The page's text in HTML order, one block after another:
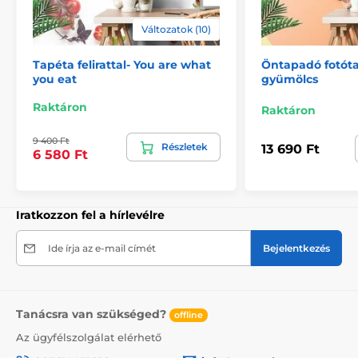
2) Motívumhoz igazított fotótapéták
A 270 cm magas tapéták esetén a minta az adott
mérethez igazodik, így előfordulhat, hogy annak egy
része hiányzik. A webshopon a méret kiválasztásával
megtekintheti a pontos megjelenést. A tapéták itt is
49 cm széles csíkokból állnak.
Méretek (cm-ben): 147x270(3 csík),
Változatok (10)
Tapéta felirattal- You are what
you eat
Raktáron
9 400 Ft
6 580 Ft
Részletek
Öntapadó
gyümölcs
Raktáron
13 690 Ft
Iratkozzon fel a hírlevélre
Ide írja az e-mail címét Bejelentkezés
Tanácsra van szükséged? offline
Az ügyfélszolgálat elérhető